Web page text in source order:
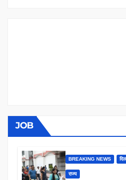
JOB
BREAKING NEWS
राज्य